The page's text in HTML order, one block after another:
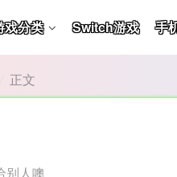
戏分类 Switch游戏 手
正文
别人噢